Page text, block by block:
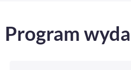
Program